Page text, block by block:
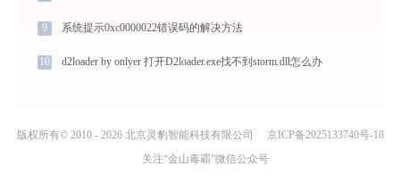
9 系统提示0xc0000022错误码的解决方法
10 d2loader by onlyer 打开D2loader.exe找不到storm.dll怎么办
版权所有© 2010 - 2026 北京灵豹智能科技有限公司
京ICP备2025133740号-18
关注“金山毒霸”微信公众号